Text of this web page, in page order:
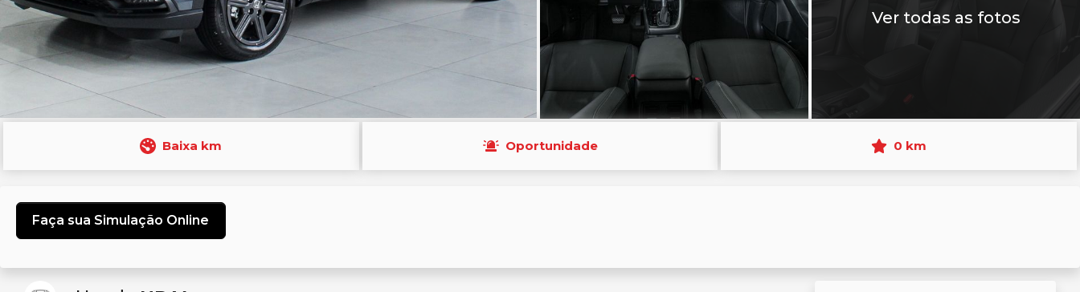
Ver todas as fotos
Baixa km Oportunidade 0 km
Faça sua Simulação Online